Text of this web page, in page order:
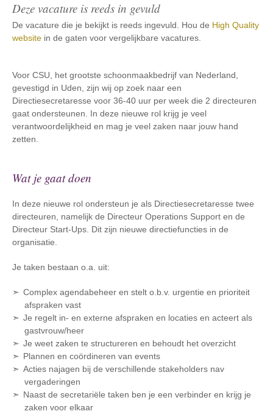
Deze vacature is reeds in gevuld
De vacature die je bekijkt is reeds ingevuld. Hou de High Quality
website in de gaten voor vergelijkbare vacatures.
Voor CSU, het grootste schoonmaakbedrijf van Nederland,
gevestigd in Uden, zijn wij op zoek naar een
Directiesecretaresse voor 36-40 uur per week die 2 directeuren
gaat ondersteunen. In deze nieuwe rol krijg je veel
verantwoordelijkheid en mag je veel zaken naar jouw hand
zetten.
Wat je gaat doen
In deze nieuwe rol ondersteun je als Directiesecretaresse twee
directeuren, namelijk de Directeur Operations Support en de
Directeur Start-Ups. Dit zijn nieuwe directiefuncties in de
organisatie.
Je taken bestaan o.a. uit:
Complex agendabeheer en stelt o.b.v. urgentie en prioriteit
afspraken vast
Je regelt in- en externe afspraken en locaties en acteert als
gastvrouw/heer
Je weet zaken te structureren en behoudt het overzicht
Plannen en coördineren van events
Acties najagen bij de verschillende stakeholders nav
vergaderingen
Naast de secretariële taken ben je een verbinder en krijg je
zaken voor elkaar